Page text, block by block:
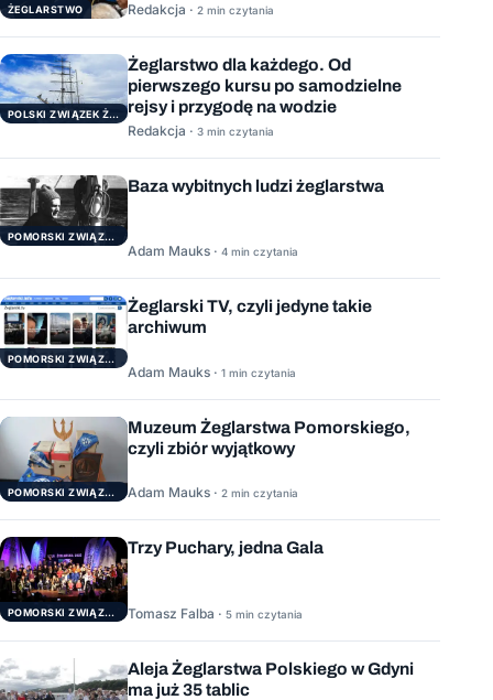
ŻEGLARSTWO Redakcja · 2 min czytania
POLSKI ZWIĄZEK ŻEGLARSKI
Żeglarstwo dla każdego. Od
pierwszego kursu po samodzielne
rejsy i przygodę na wodzie
Redakcja · 3 min czytania
POMORSKI ZWIĄZEK ŻEGLARSKI
Baza wybitnych ludzi żeglarstwa
Adam Mauks · 4 min czytania
POMORSKI ZWIĄZEK ŻEGLARSKI
Żeglarski TV, czyli jedyne takie
archiwum
Adam Mauks · 1 min czytania
POMORSKI ZWIĄZEK ŻEGLARSKI
Muzeum Żeglarstwa Pomorskiego,
czyli zbiór wyjątkowy
Adam Mauks · 2 min czytania
POMORSKI ZWIĄZEK ŻEGLARSKI
Trzy Puchary, jedna Gala
Tomasz Falba · 5 min czytania
Aleja Żeglarstwa Polskiego w Gdyni
ma już 35 tablic